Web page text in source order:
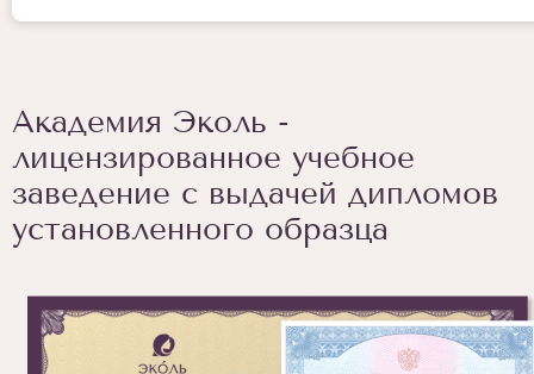
Академия Эколь -
лицензированное учебное
заведение с выдачей дипломов
установленного образца